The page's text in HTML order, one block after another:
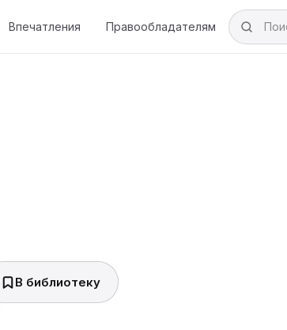
Впечатления Правообладателям
В библиотеку